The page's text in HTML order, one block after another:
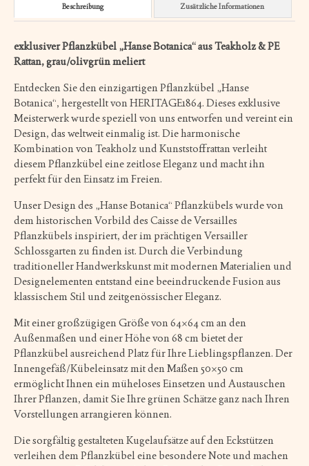
Beschreibung Zusätzliche Informationen
exklusiver Pflanzkübel „Hanse Botanica“ aus Teakholz & PE
Rattan, grau/olivgrün meliert
Entdecken Sie den einzigartigen Pflanzkübel „Hanse
Botanica“, hergestellt von HERITAGE1864. Dieses exklusive
Meisterwerk wurde speziell von uns entworfen und vereint ein
Design, das weltweit einmalig ist. Die harmonische
Kombination von Teakholz und Kunststoffrattan verleiht
diesem Pflanzkübel eine zeitlose Eleganz und macht ihn
perfekt für den Einsatz im Freien.
Unser Design des „Hanse Botanica“ Pflanzkübels wurde von
dem historischen Vorbild des Caisse de Versailles
Pflanzkübels inspiriert, der im prächtigen Versailler
Schlossgarten zu finden ist. Durch die Verbindung
traditioneller Handwerkskunst mit modernen Materialien und
Designelementen entstand eine beeindruckende Fusion aus
klassischem Stil und zeitgenössischer Eleganz.
Mit einer großzügigen Größe von 64×64 cm an den
Außenmaßen und einer Höhe von 68 cm bietet der
Pflanzkübel ausreichend Platz für Ihre Lieblingspflanzen. Der
Innengefäß/Kübeleinsatz mit den Maßen 50×50 cm
ermöglicht Ihnen ein müheloses Einsetzen und Austauschen
Ihrer Pflanzen, damit Sie Ihre grünen Schätze ganz nach Ihren
Vorstellungen arrangieren können.
Die sorgfältig gestalteten Kugelaufsätze auf den Eckstützen
verleihen dem Pflanzkübel eine besondere Note und machen